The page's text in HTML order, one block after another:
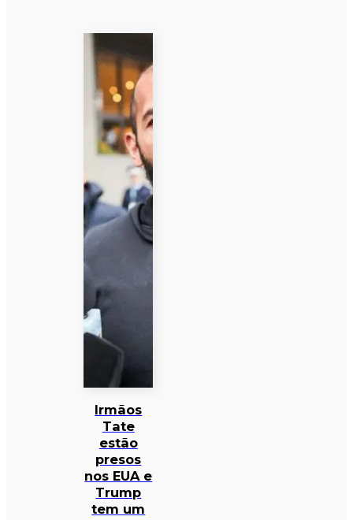
Irmãos
Tate
estão
presos
nos EUA e
Trump
tem um